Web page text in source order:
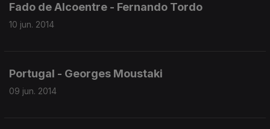
Fado de Alcoentre - Fernando Tordo
10 jun. 2014
Portugal - Georges Moustaki
09 jun. 2014